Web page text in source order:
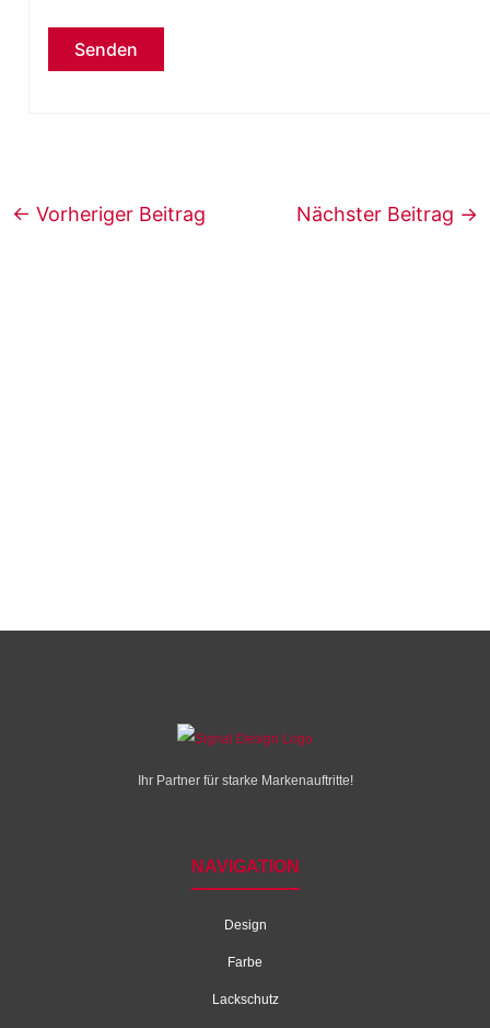
Bitte lasse dieses Feld leer.
← Vorheriger Beitrag Nächster Beitrag →
Ihr Partner für starke Markenauftritte!
NAVIGATION
Design
Farbe
Lackschutz